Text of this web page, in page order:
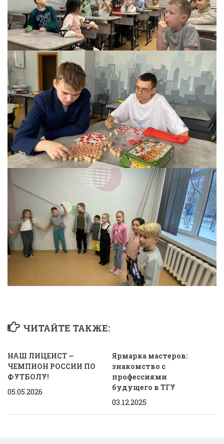
ЧИТАЙТЕ ТАКЖЕ:
НАШ ЛИЦЕИСТ —
ЧЕМПИОН РОССИИ ПО
ФУТБОЛУ!
05.05.2026
Ярмарка мастеров:
знакомство с
профессиями
будущего в ТГУ
03.12.2025